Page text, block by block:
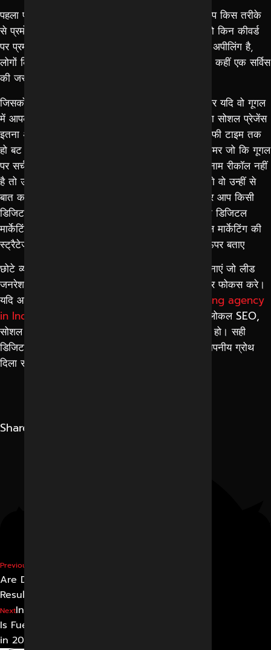
पहला पॉइंट अगर मैं देखूँ तो आपका लोकल बिजनेस को आप किस तरीके
से प्रमोट कर रहे हो, किन कीवर्ड्स पर आपकी वेबसाइट को किन कीवर्ड
पर प्रमोट कर रहे हो तीसरा आपका सोशल प्रेजेंस कितना अपीलिंग है,
लोगों कितना एंगेज कर रहा है क्योंकि हर व्यक्ति को कहीं न कहीं एक सर्विस
की जरूरत पड़ती है
जिसको आप सर्व कर रहे हो अब डिपेंड करता है दो चीज़ों पर यदि वो गूगल
में आपका नाम सर्च कर रहा है तो कहीं न कहीं आपने अपना सोशल प्रेजेंस
इतना अच्छा रखा है कि वो आपके कस्टमर के दिमाग में काफी टाइम तक
हो बट यदि आपका सोशल प्रेजेंस नहीं है या फिर उस कस्टमर जो कि गूगल
पर सर्च कर रहा है उसके पास किसी सर्विस प्रोवाइडर का नाम रीकॉल नहीं
है तो उसे गूगल के फस्ट पेज़ पर जो सर्विस प्रोवाइडर मिलेंगे वो उन्हीं से
बात करके, निगोशिएट करके अपना काम करवाएगा तो अगर आप किसी
डिजिटल मार्केटिंग एजेंसी को सेलेक्ट करते हैं या फिर किसीडिजिटल
मार्केटिंग कंपनी
को सेलेक्ट करते हैं तो आपकी जो डिजिटल मार्केटिंग की
स्ट्रैटेजी होगी वो इस तरीके की होनी चाहिए जो मैंने बिंदु ऊपर बताए
छोटे व्यवसायों के लिए यह जरूरी है कि वे ऐसी रणनीति अपनाएं जो लीड
जनरेशन, ब्रांड रिकॉल और गूगल फर्स्ट पेज विजिबिलिटी पर फोकस करे।
यदि आप अपने बिज़नेस के लिए
best digital marketing agency
in Indore
की तलाश कर रहे हैं, तो ऐसी एजेंसी चुनें जो लोकलSEO,
सोशल मीडिया मार्केटिंग
में एक्सपर्ट हो। सही
डिजिटल मार्केटिंग कंपनी आपके बिज़नेस को स्थायी और मापनीय ग्रोथ
दिला सकती है।
Share
Previous
Are Driving Real Business
Results
NextInstagram Reels Strategy
Is Fueling Business Growth
in 2026